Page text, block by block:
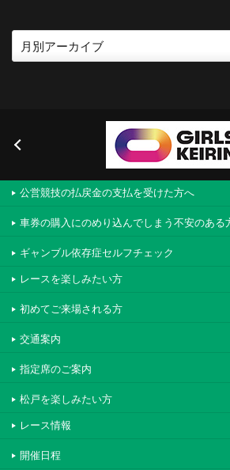
公営競技の払戻金の支払を受けた方へ
車券の購入にのめり込んでしまう不安のある
ギャンブル依存症セルフチェック
レースを楽しみたい方
初めてご来場される方
交通案内
指定席のご案内
松戸を楽しみたい方
レース情報
開催日程